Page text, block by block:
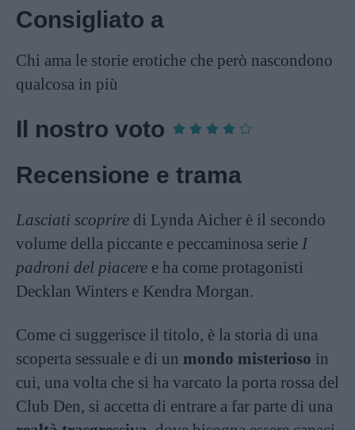
Consigliato a
Chi ama le storie erotiche che però nascondono
qualcosa in più
Il nostro voto
Recensione e trama
Lasciati scoprire di Lynda Aicher è il secondo
volume della piccante e peccaminosa serie I
padroni del piacere e ha come protagonisti
Decklan Winters e Kendra Morgan.
Come ci suggerisce il titolo, è la storia di una
scoperta sessuale e di un mondo misterioso in
cui, una volta che si ha varcato la porta rossa del
Club Den, si accetta di entrare a far parte di una